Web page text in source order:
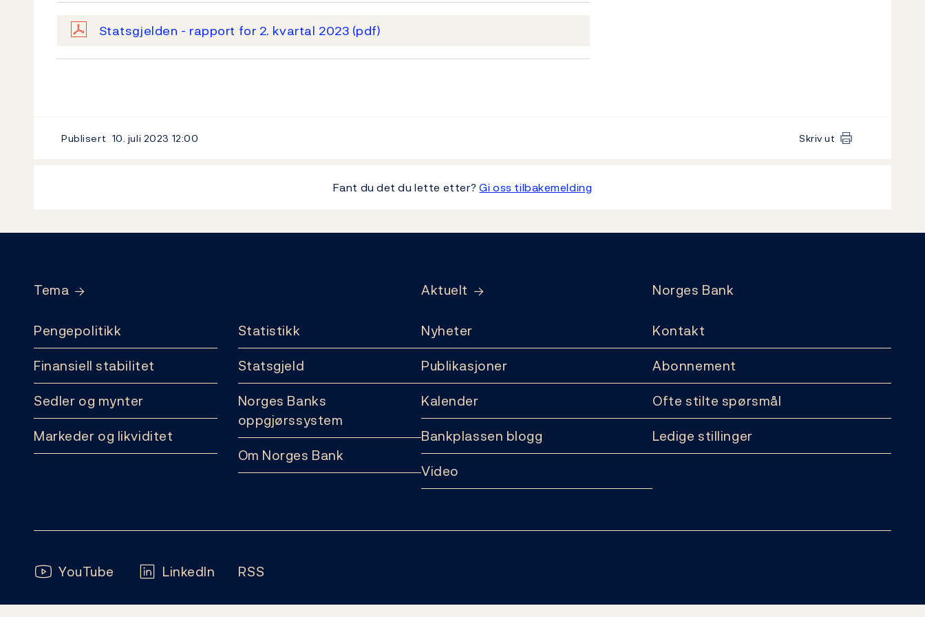
Statsgjelden - rapport for 2. kvartal 2023 (pdf)
Publisert 10. juli 2023 12:00 Skriv ut
Fant du det du lette etter?Gi oss tilbakemelding
Tema
Pengepolitikk
Finansiell stabilitet
Sedler og mynter
Markeder og likviditet
Statistikk
Statsgjeld
Norges Banks
oppgjørssystem
Om Norges Bank
Aktuelt
Nyheter
Publikasjoner
Kalender
Bankplassen blogg
Video
Norges Bank
Kontakt
Abonnement
Ofte stilte spørsmål
Ledige stillinger
Følg oss:
YouTube LinkedIn RSS